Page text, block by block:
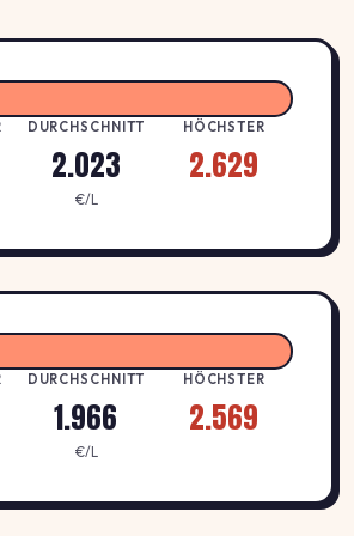
99, 86179 Augsburg
2.019
↓ -0.5%
€/L
Bürgermeister-
€/L
Petrol
Straße 38a, 86179
1.999
↓ -0.5%
1.949
DURCHSCHNITT
2.023
HÖCHSTER
2.629
€/L
DURCHSCHNITT
1.966
HÖCHSTER
2.569
€/L